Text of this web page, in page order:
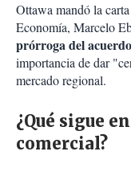
Ottawa mandó la
Economía, Marcelo
prórroga del
importancia de dar
mercado regional.
¿Qué sigue
comercial?